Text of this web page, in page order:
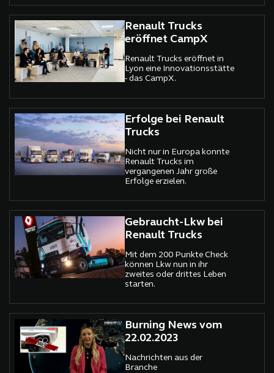
Renault Trucks
eröffnet CampX
Renault Trucks eröffnet in
Lyon eine Innovationsstätte
- das CampX.
Erfolge bei Renault
Trucks
Nicht nur in Europa konnte
Renault Trucks im
vergangenen Jahr große
Erfolge erzielen.
Gebraucht-Lkw bei
Renault Trucks
Mit dem 200 Punkte Check
können Lkw nun in ihr
zweites oder drittes Leben
starten.
Burning News vom
22.02.2023
Nachrichten aus der
Branche